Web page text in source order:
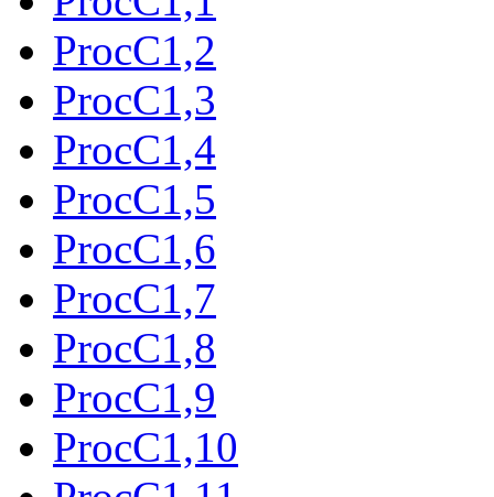
ProcC1,2
ProcC1,3
ProcC1,4
ProcC1,5
ProcC1,6
ProcC1,7
ProcC1,8
ProcC1,9
ProcC1,10